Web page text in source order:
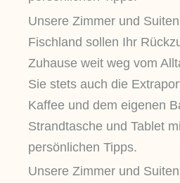
Unsere Zimmer und
Fischland sollen Ihr
Zuhause weit weg vom
Sie stets auch die
Kaffee und dem eigenen
Strandtasche und Tablet
persönlichen Tipps.
Unsere Zimmer und